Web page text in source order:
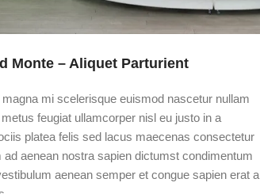
Monte – Aliquet Parturient
mi scelerisque euismod nascetur nullam
feugiat ullamcorper nisl eu justo in a
platea felis sed lacus maecenas consectetur
aenean nostra sapien dictumst condimentum
aenean semper et congue sapien erat a